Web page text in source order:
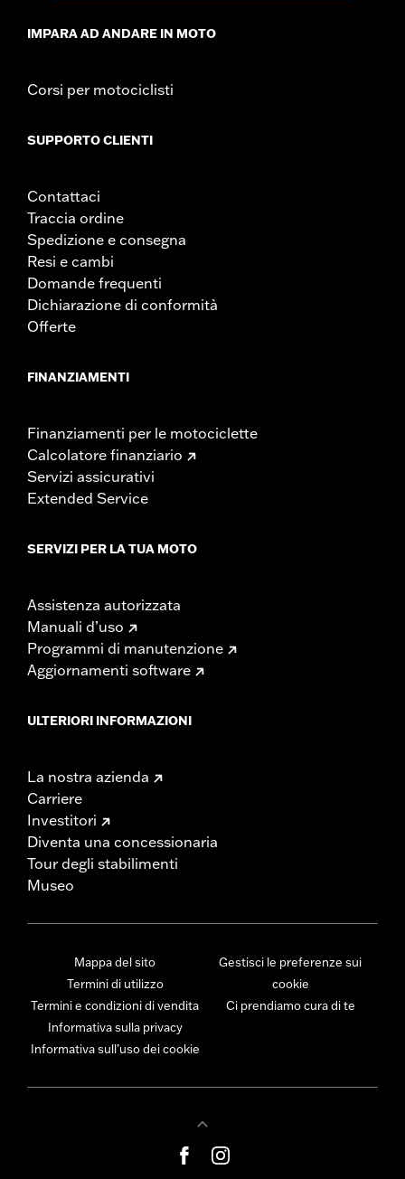
IMPARA AD ANDARE IN MOTO
Corsi per motociclisti
SUPPORTO CLIENTI
Contattaci
Traccia ordine
Spedizione e consegna
Resi e cambi
Domande frequenti
Dichiarazione di conformità
Offerte
FINANZIAMENTI
Finanziamenti per le motociclette
Calcolatore finanziario
Servizi assicurativi
Extended Service
SERVIZI PER LA TUA MOTO
Assistenza autorizzata
Manuali d’uso
Programmi di manutenzione
Aggiornamenti software
ULTERIORI INFORMAZIONI
La nostra azienda
Carriere
Investitori
Diventa una concessionaria
Tour degli stabilimenti
Museo
Mappa del sito
Termini di utilizzo
Termini e condizioni di vendita
Informativa sulla privacy
Informativa sull’uso dei cookie
Gestisci le preferenze sui
cookie
Ci prendiamo cura di te